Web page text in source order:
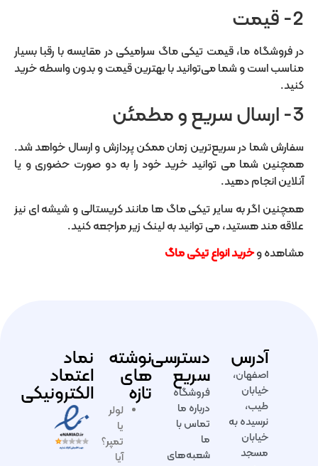
2- قیمت
در فروشگاه ما، قیمت تیکی ماگ سرامیکی در مقایسه با رقبا بسیار
مناسب است و شما می‌توانید با بهترین قیمت و بدون واسطه خرید
کنید.
3- ارسال سریع و مطمئن
سفارش شما در سریع‌ترین زمان ممکن پردازش و ارسال خواهد شد.
همچنین شما می توانید خرید خود را به دو صورت حضوری و یا
آنلاین انجام دهید.
همچنین اگر به سایر تیکی ماگ ها مانند کریستالی و شیشه ای نیز
علاقه مند هستید، می توانید به لینک زیر مراجعه کنید.
مشاهده وخرید انواع تیکی ماگ
آدرس
اصفهان،
خیابان
طیب،
نرسیده به
خیابان
مسجد
دسترسی
سریع
فروشگاه
درباره ما
تماس با
ما
شعبه‌های
نوشته
های
تازه
لولر
یا
تمپر؟
آیا
نماد
اعتماد
الکترونیکی